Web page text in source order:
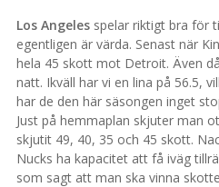
Los Angeles spelar riktigt bra för
egentligen är värda. Senast när
hela 45 skott mot Detroit. Även
natt. Ikväll har vi en lina på 56.5,
har de den här säsongen inget
Just på hemmaplan skjuter man
skjutit 49, 40, 35 och 45 skott.
Nucks ha kapacitet att få iväg
som sagt att man ska vinna